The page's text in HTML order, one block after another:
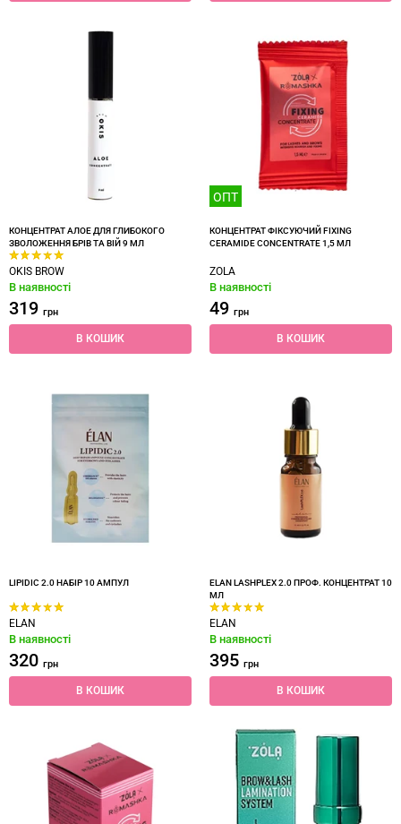
КОНЦЕНТРАТ АЛОЕ ДЛЯ ГЛИБОКОГО
ЗВОЛОЖЕННЯ БРІВ ТА ВІЙ 9 МЛ
OKIS BROW
В наявності
319 грн
В КОШИК
ОПТ
КОНЦЕНТРАТ ФІКСУЮЧИЙ FIXING
CERAMIDE CONCENTRATE 1,5 МЛ
ZOLA
В наявності
49 грн
В КОШИК
LIPIDIC 2.0 НАБІР 10 АМПУЛ
ELAN
В наявності
320 грн
В КОШИК
ELAN LASHPLEX 2.0 ПРОФ. КОНЦЕНТРАТ 10
МЛ
ELAN
В наявності
395 грн
В КОШИК